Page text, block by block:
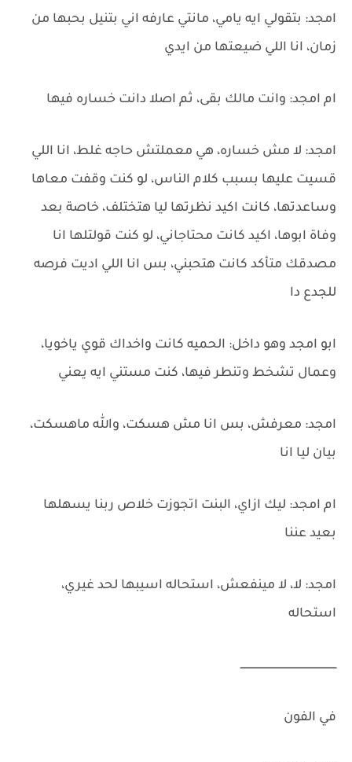
امجد: بتقولي ايه يامي، مانتي عارفه اني بتنيل بحبها من
زمان، انا اللي ضيعتها من ايدي
ام امجد: وانت مالك بقى، ثم اصلا دانت خساره فيها
امجد: لا مش خساره، هي معملتش حاجه غلط، انا اللي
قسيت عليها بسبب كلام الناس، لو كنت وقفت معاها
وساعدتها، كانت اكيد نظرتها ليا هتختلف، خاصة بعد
وفاة ابوها، اكيد كانت محتاجاني، لو كنت قولتلها انا
مصدقك متأكد كانت هتحبني، بس انا اللي اديت فرصه
للجدع دا
ابو امجد وهو داخل: الحميه كانت واخداك قوي ياخويا،
وعمال تشخط وتنطر فيها، كنت مستني ايه يعني
امجد: معرفش، بس انا مش هسكت، والله ماهسكت،
بيان ليا انا
ام امجد: ليك ازاي، البنت اتجوزت خلاص ربنا يسهلها
بعيد عننا
امجد: لا، لا مينفعش، استحاله اسيبها لحد غيري،
استحاله
ـــــــــــــــــــــــــــــــــــــــــــــــــــــــــــــ
في الفون